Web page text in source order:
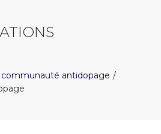
communauté antidopage